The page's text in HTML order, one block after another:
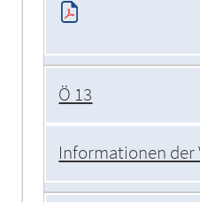
Ö 13
Informationen der